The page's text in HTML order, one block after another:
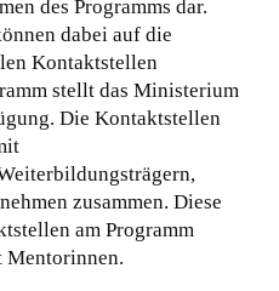
des Programms dar.
dabei auf die
Kontaktstellen
stellt das Ministerium
Die Kontaktstellen
zusammen. Diese
am Programm
Mentorinnen.